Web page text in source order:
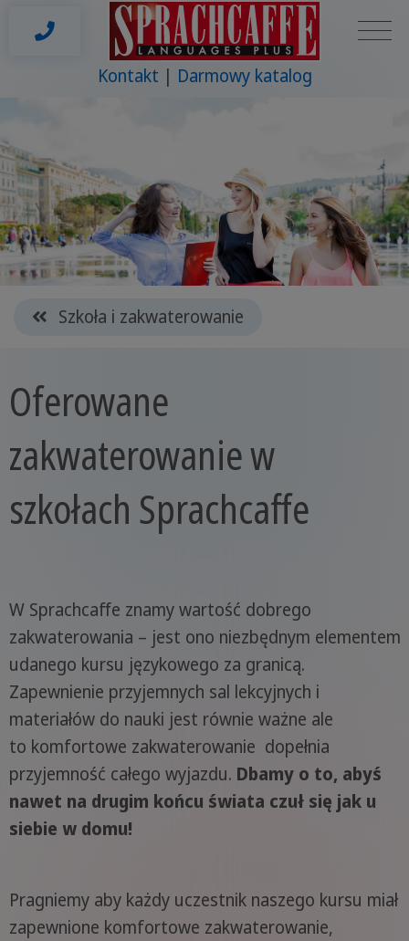
Kontakt Darmowy katalog
Szkoła i zakwaterowanie
Oferowane
zakwaterowanie w
szkołach Sprachcaffe
W Sprachcaffe znamy wartość dobrego
zakwaterowania – jest ono niezbędnym elementem
udanego kursu językowego za granicą.
Zapewnienie przyjemnych sal lekcyjnych i
materiałów do nauki jest równie ważne ale
to komfortowe zakwaterowanie dopełnia
przyjemność całego wyjazdu. Dbamy o to, abyś
nawet na drugim końcu świata czuł się jak u
siebie w domu!
Pragniemy aby każdy uczestnik naszego kursu miał
zapewnione komfortowe zakwaterowanie,